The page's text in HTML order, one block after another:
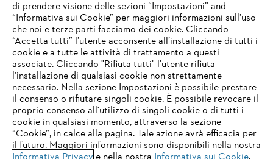
Service
Termini e condizioni generali Privacy policy
Note legali Cookies Informazioni legali
IHR BROWSER WIRD NICHT
UNTERSTÜTZT
Sie nutzen einen Browser, den wir noch nicht unterstützen. Für
eine optimale Nutzung unserer Seite empfehlen wir Ihnen, zu
einem der folgenden Browser zu wechseln:
di prendere visione delle sezioni “Impostazioni” and
“Informativa sui Cookie” per maggiori informazioni sull’uso
che noi e terze parti facciamo dei cookie. Cliccando
“Accetta tutti” l’utente acconsente all’installazione di tutti i
cookie e a tutte le attività di trattamento a questi
associate. Cliccando "Rifiuta tutti" l’utente rifiuta
l’installazione di qualsiasi cookie non strettamente
necessario. Nella sezione Impostazioni è possibile prestare
il consenso o rifiutare singoli cookie. È possibile revocare il
proprio consenso all'utilizzo di singoli cookie o di tutti i
cookie in qualsiasi momento, attraverso la sezione
“Cookie”, in calce alla pagina. Tale azione avrà efficacia per
il futuro. Maggiori informazioni sono disponibili nella nostra